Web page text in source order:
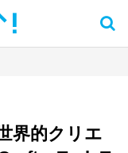
界的クリエ